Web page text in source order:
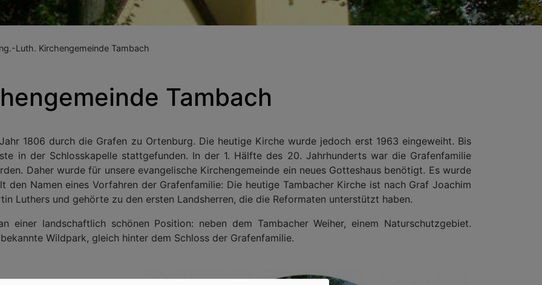
Luth. Kirchengemeinde Tambach
Tambach
1806 durch die Grafen zu Ortenburg. Die heutige Kirche wurde jedoch erst 1963 eingeweiht. Bis
in der Schlosskapelle stattgefunden. In der 1. Hälfte des 20. Jahrhunderts war die Grafenfamilie
Daher wurde für unsere evangelische Kirchengemeinde ein neues Gotteshaus benötigt. Es wurde
den Namen eines Vorfahren der Grafenfamilie: Die heutige Tambacher Kirche ist nach Graf Joachim
Luthers und gehörte zu den ersten Landsherren, die die Reformaten unterstützt haben.
einer landschaftlich schönen Position: neben dem Tambacher Weiher, einem Naturschutzgebiet.
Wildpark, gleich hinter dem Schloss der Grafenfamilie.